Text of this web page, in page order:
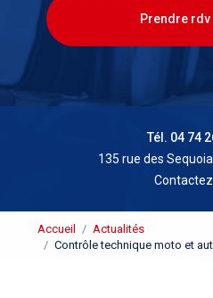
Prendre
Tél. 04 74
135 rue des
Accueil
Actualités
Contrôle technique moto et